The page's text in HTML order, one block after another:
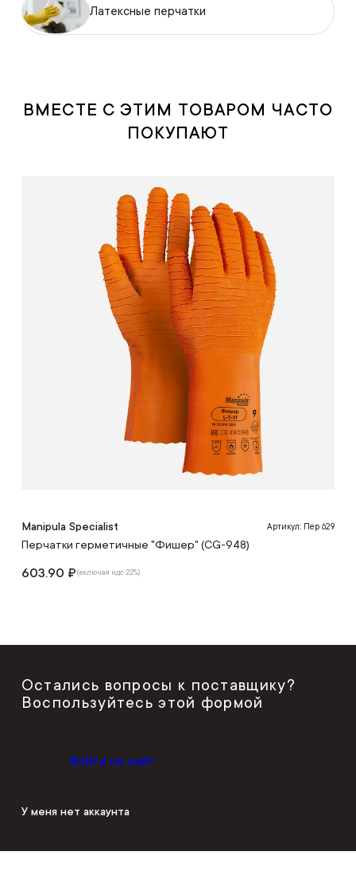
Латексные перчатки
ВМЕСТЕ С ЭТИМ ТОВАРОМ ЧАСТО
ПОКУПАЮТ
Manipula Specialist Артикул: Пер 629
Перчатки герметичные "Фишер" (CG-948)
603.90 ₽(включая ндс 22%)
Остались вопросы к поставщику?
Воспользуйтесь этой формой
Войти на сайт
У меня нет аккаунта